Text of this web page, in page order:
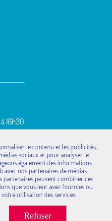
16h30
à 16h30
Rousset
Saint-Étienne-le-Laus
Théus
le contenu et les publicités,
sociaux et pour analyser le
également des informations
nos partenaires de médias
partenaires peuvent combiner ces
que vous leur avez fournies ou
utilisation des services.
Refuser